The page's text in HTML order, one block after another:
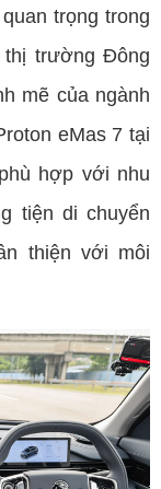
trọng trong
trường Đông
mẽ của ngành
eMas 7 tại
hợp với nhu
tiện di chuyển
thiện với môi